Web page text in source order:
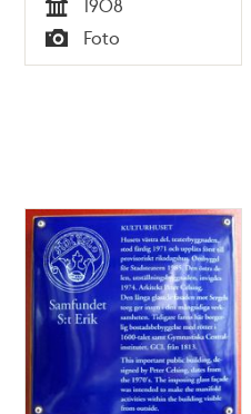
Tid
1908
Typ
Foto